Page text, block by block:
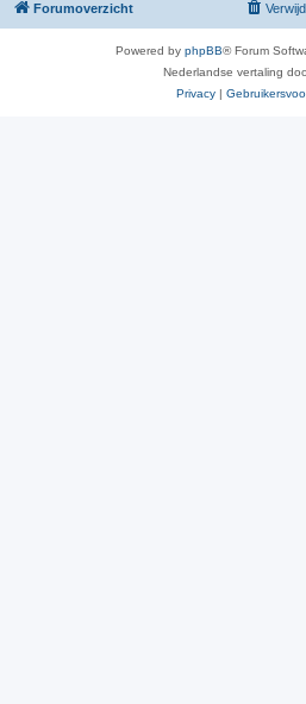
Forumoverzicht
Powered by phpBB® Forum
Nederlandse vertaling
Privacy |